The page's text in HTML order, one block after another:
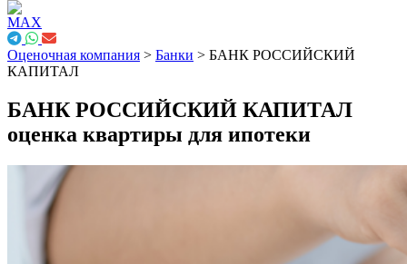
Оценочная компания > Банки > БАНК РОССИЙСКИЙ
КАПИТАЛ
БАНК РОССИЙСКИЙ КАПИТАЛ
оценка квартиры для ипотеки